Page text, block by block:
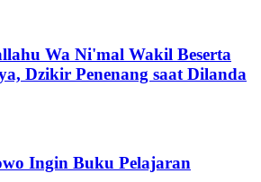
Wa Ni'mal Wakil Beserta
Dzikir Penenang saat Dilanda
Ingin Buku Pelajaran